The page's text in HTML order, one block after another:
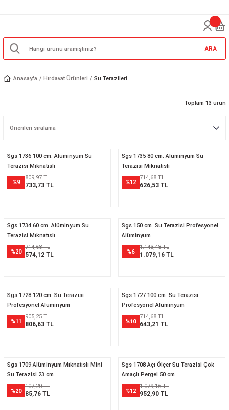
ARA
Anasayfa Hırdavat Ürünleri Su Terazileri
Toplam 13 ürün
Sgs 1736 100 cm. Alüminyum Su
Terazisi Mıknatıslı
%9
809,97 TL
733,73 TL
Sgs 1735 80 cm. Alüminyum Su
Terazisi Mıknatıslı
%12
714,68 TL
626,53 TL
Sgs 1734 60 cm. Alüminyum Su
Terazisi Mıknatıslı
%20
714,68 TL
574,12 TL
Sgs 150 cm. Su Terazisi Profesyonel
Alüminyum
%6
1.143,48 TL
1.079,16 TL
Sgs 1728 120 cm. Su Terazisi
Profesyonel Alüminyum
%11
905,25 TL
806,63 TL
Sgs 1727 100 cm. Su Terazisi
Profesyonel Alüminyum
%10
714,68 TL
643,21 TL
Sgs 1709 Alüminyum Mıknatıslı Mini
Su Terazisi 23 cm.
%20
107,20 TL
85,76 TL
Sgs 1708 Açı Ölçer Su Terazisi Çok
Amaçlı Pergel 50 cm
%12
1.079,16 TL
952,90 TL